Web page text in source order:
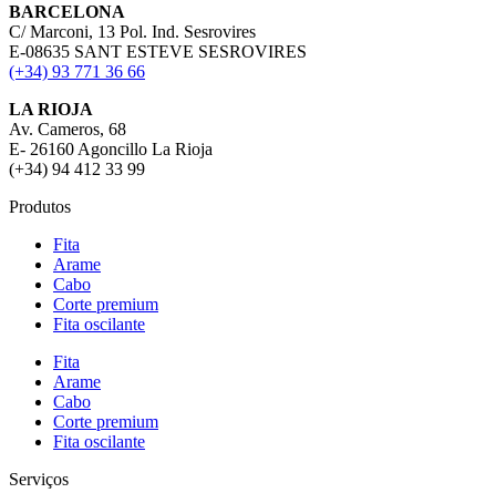
BARCELONA
C/ Marconi, 13 Pol. Ind. Sesrovires
E-08635 SANT ESTEVE SESROVIRES
(+34) 93 771 36 66
LA RIOJA
Av. Cameros, 68
E- 26160 Agoncillo La Rioja
(+34) 94 412 33 99
Produtos
Fita
Arame
Cabo
Corte premium
Fita oscilante
Fita
Arame
Cabo
Corte premium
Fita oscilante
Serviços